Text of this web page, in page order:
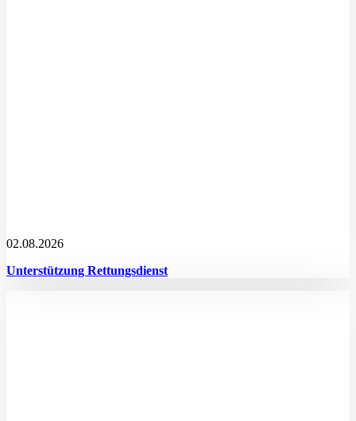
02.08.2026
Unterstützung Rettungsdienst